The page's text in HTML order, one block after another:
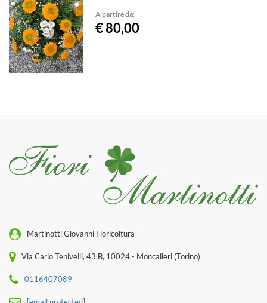
A partire da:
€ 80,00
Martinotti Giovanni Floricoltura
Via Carlo Tenivelli, 43 B, 10024 - Moncalieri (Torino)
0116407089